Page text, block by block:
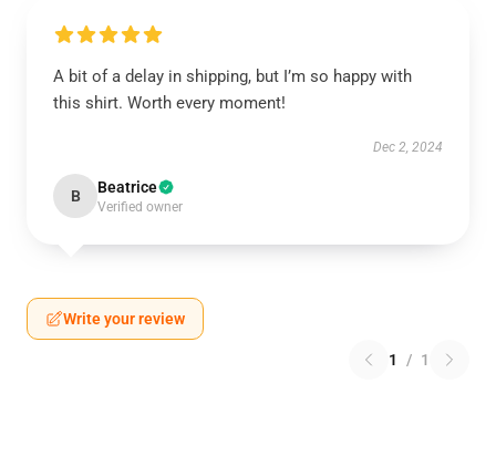
A bit of a delay in shipping, but I’m so happy with
this shirt. Worth every moment!
Dec 2, 2024
B Beatrice
Verified owner
Write your review
1 / 1